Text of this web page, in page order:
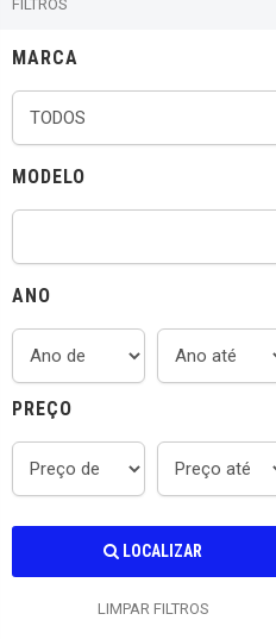
FILTROS
MARCA
MODELO
ANO
PREÇO
LOCALIZAR
LIMPAR FILTROS